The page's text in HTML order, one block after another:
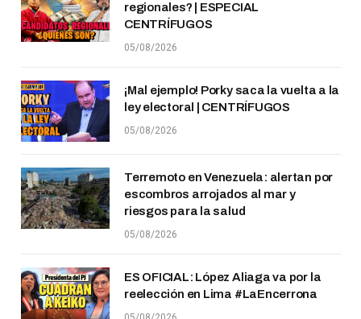
regionales? | ESPECIAL
CENTRÍFUGOS
05/08/2026
¡Mal ejemplo! Porky saca la vuelta a la
ley electoral | CENTRÍFUGOS
05/08/2026
Terremoto en Venezuela: alertan por
escombros arrojados al mar y
riesgos para la salud
05/08/2026
ES OFICIAL: López Aliaga va por la
reelección en Lima #LaEncerrona